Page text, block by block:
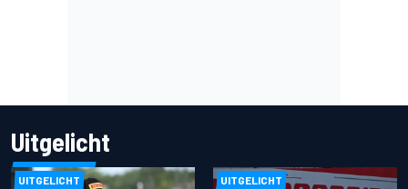
Uitgelicht
UITGELICHT UITGELICHT